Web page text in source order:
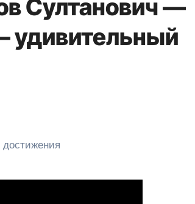
Султанович —
удивительный